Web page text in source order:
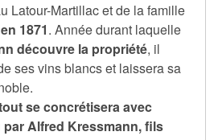
Latour-Martillac et de la famille
1871. Année durant laquelle
découvre la propriété, il
ses vins blancs et laissera sa
se concrétisera avec
Alfred Kressmann, fils